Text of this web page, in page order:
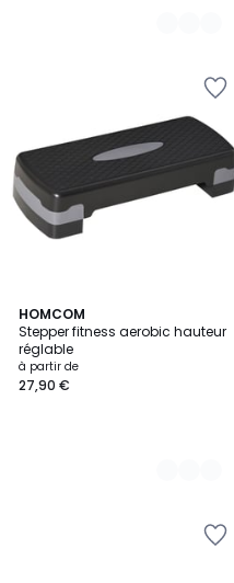
HOMCOM
Stepper fitness aerobic hauteur
réglable
à partir de
27,90 €
2
Couleurs